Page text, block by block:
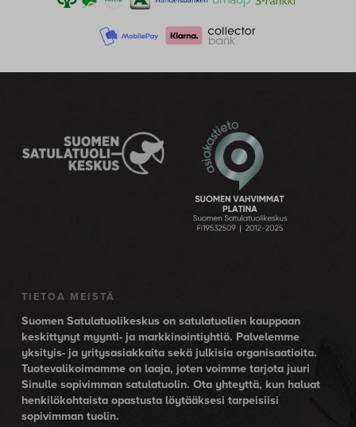
TIETOA MEISTÄ
Suomen Satulatuolikeskus on satulatuolien kauppaan
keskittynyt myynti- ja markkinointiyhtiö. Palvelemme
yksityis- ja yritysasiakkaita sekä julkisia organisaatioita.
Tuotevalikoimamme on laaja, joten voimme tarjota juuri
Sinulle sopivimman satulatuolin. Ota yhteyttä, kun haluat
henkilökohtaista opastusta löytääksesi tarpeisiisi
sopivimman tuolin.